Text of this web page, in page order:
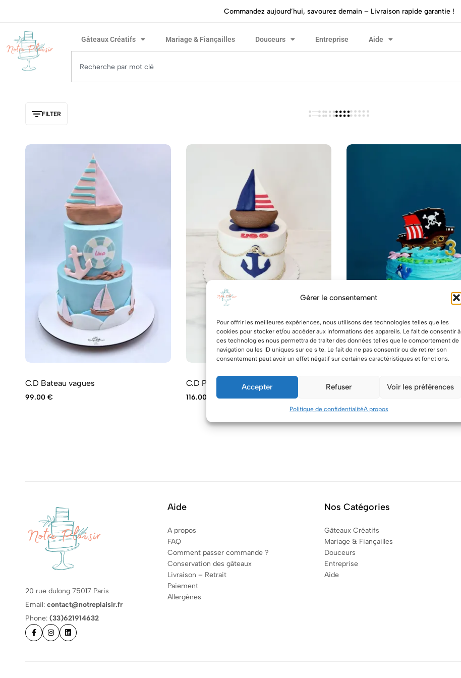
Gérer le consentement
Pour offrir les meilleures expériences, nous utilisons des technologies telles que les
cookies pour stocker et/ou accéder aux informations des appareils. Le fait de consentir à
ces technologies nous permettra de traiter des données telles que le comportement de
navigation ou les ID uniques sur ce site. Le fait de ne pas consentir ou de retirer son
consentement peut avoir un effet négatif sur certaines caractéristiques et fonctions.
Accepter Refuser Voir les préférences
Politique de confidentialitéA propos
Commandez aujourd’hui, savourez demain – Livraison rapide garantie !
Gâteaux Créatifs Mariage & Fiançailles Douceurs Entreprise Aide
FILTER
C.D Bateau vagues
99.00 €
C.D Petit marin
116.00
L.C Bateau – Pirate
20 rue dulong 75017 Paris
Email: contact@notreplaisir.fr
Phone: (33)621914632
Aide
A propos
FAQ
Comment passer commande ?
Conservation des gâteaux
Livraison – Retrait
Paiement
Allergènes
Nos Catégories
Gâteaux Créatifs
Mariage & Fiançailles
Douceurs
Entreprise
Aide